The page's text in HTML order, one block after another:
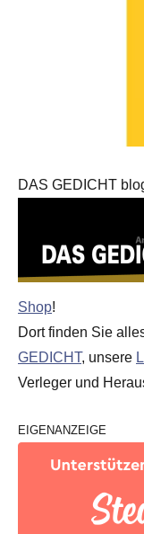
DAS GEDICHT
Shop!
Dort finden Sie
GEDICHT, unsere
Verleger und
EIGENANZEIGE